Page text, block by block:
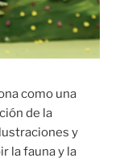
como una
de la
y
la fauna y la